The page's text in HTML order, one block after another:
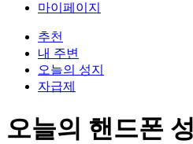
마이페이지
추천
내 주변
오늘의 성지
자급제
오늘의 핸드폰